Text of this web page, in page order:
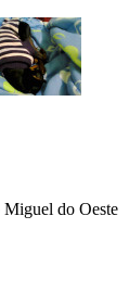
Miguel do Oeste